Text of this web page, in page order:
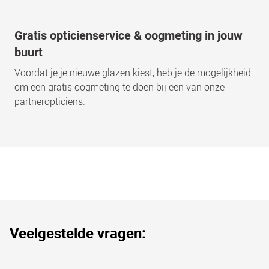
Gratis opticienservice & oogmeting in jouw
buurt
Voordat je je nieuwe glazen kiest, heb je de mogelijkheid
om een gratis oogmeting te doen bij een van onze
partneropticiens.
Veelgestelde vragen: